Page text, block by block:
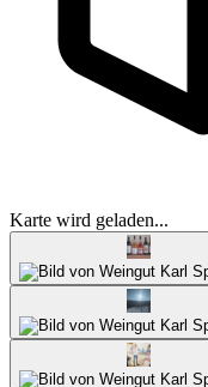
Karte wird geladen...